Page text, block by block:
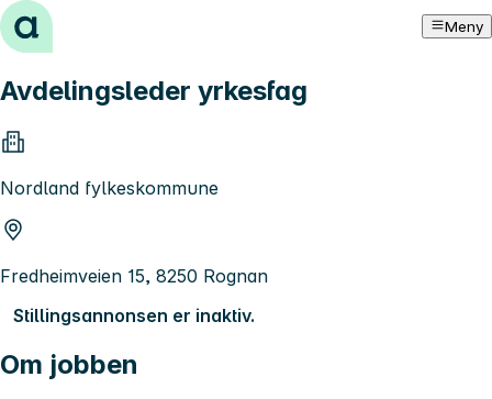
Hopp til innhold Meny
Avdelingsleder yrkesfag
Nordland fylkeskommune
Fredheimveien 15, 8250 Rognan
Stillingsannonsen er inaktiv.
Om jobben